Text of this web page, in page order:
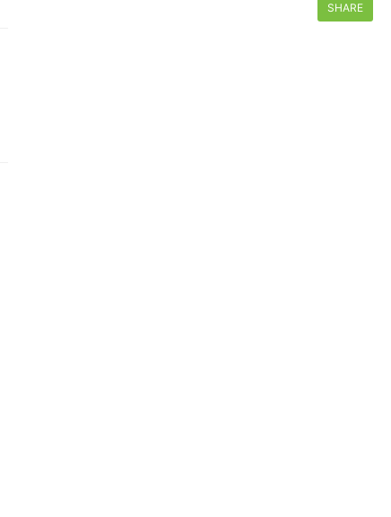
SHARE